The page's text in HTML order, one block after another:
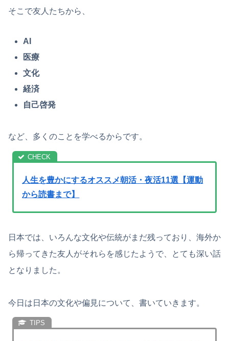
そこで友人たちから、
AI
医療
文化
経済
自己啓発
など、多くのことを学べるからです。
人生を豊かにするオススメ朝活・夜活11選【運動
から読書まで】
日本では、いろんな文化や伝統がまだ残っており、海外か
ら帰ってきた友人がそれらを感じたようで、とても深い話
となりました。
今日は日本の文化や偏見について、書いていきます。